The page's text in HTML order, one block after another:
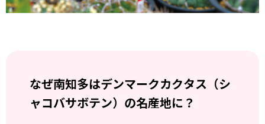
なぜ南知多はデンマークカクタス（シ
ャコバサボテン）の名産地に？